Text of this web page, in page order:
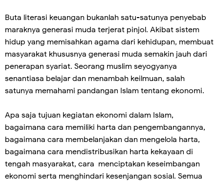
Buta literasi keuangan bukanlah satu-satunya penyebab
maraknya generasi muda terjerat pinjol. Akibat sistem
hidup yang memisahkan agama dari kehidupan, membuat
masyarakat khususnya generasi muda semakin jauh dari
penerapan syariat. Seorang muslim seyogyanya
senantiasa belajar dan menambah keilmuan, salah
satunya memahami pandangan Islam tentang ekonomi.
Apa saja tujuan kegiatan ekonomi dalam Islam,
bagaimana cara memiliki harta dan pengembangannya,
bagaimana cara membelanjakan dan mengelola harta,
bagaimana cara mendistribusikan harta kekayaan di
tengah masyarakat, cara menciptakan keseimbangan
ekonomi serta menghindari kesenjangan sosial. Semua